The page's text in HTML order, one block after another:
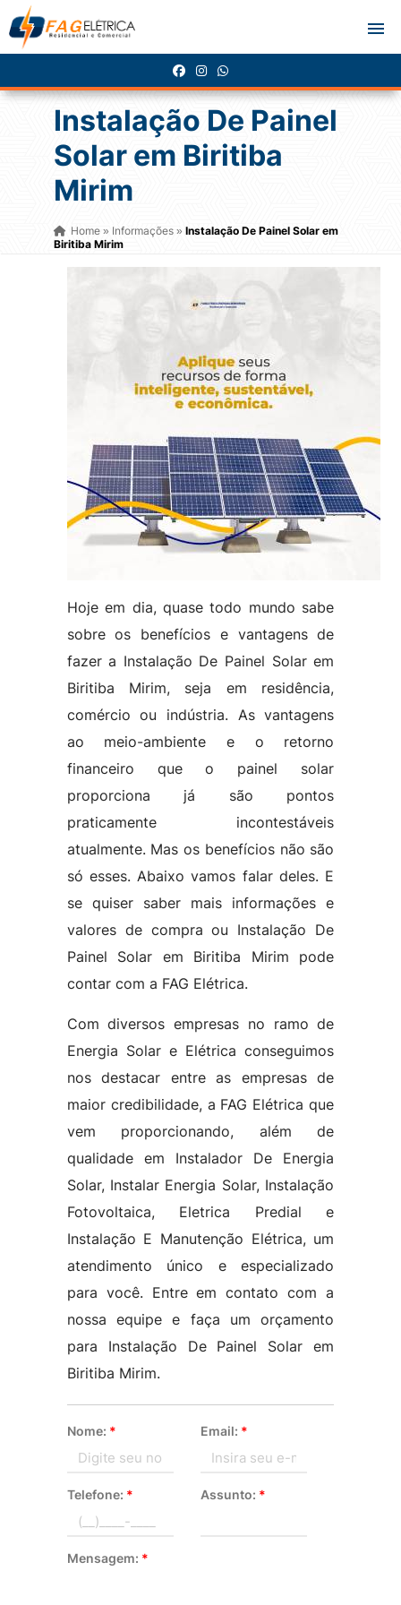
Instalação De Painel
Solar em Biritiba
Mirim
Home» Informações » Instalação De Painel Solar em
Biritiba Mirim
Hoje em dia, quase todo mundo sabe
sobre os benefícios e vantagens de
fazer a Instalação De Painel Solar em
Biritiba Mirim, seja em residência,
comércio ou indústria. As vantagens
ao meio-ambiente e o retorno
financeiro que o painel solar
proporciona já são pontos
praticamente incontestáveis
atualmente. Mas os benefícios não são
só esses. Abaixo vamos falar deles. E
se quiser saber mais informações e
valores de compra ou Instalação De
Painel Solar em Biritiba Mirim pode
contar com a FAG Elétrica.
Com diversos empresas no ramo de
Energia Solar e Elétrica conseguimos
nos destacar entre as empresas de
maior credibilidade, a FAG Elétrica que
vem proporcionando, além de
qualidade em Instalador De Energia
Solar, Instalar Energia Solar, Instalação
Fotovoltaica, Eletrica Predial e
Instalação E Manutenção Elétrica, um
atendimento único e especializado
para você. Entre em contato com a
nossa equipe e faça um orçamento
para Instalação De Painel Solar em
Biritiba Mirim.
Nome: * Email: *
Telefone: * Assunto: *
Mensagem: *